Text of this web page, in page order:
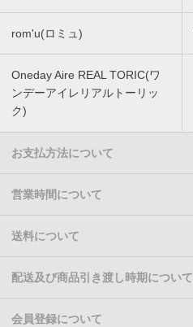
rom'u(ロミュ)
Oneday Aire REAL TORIC(ワ
ンデーアイレリアルトーリッ
ク)
お支払方法について
営業時間について
送料について
配送及び商品引き渡し時期について
会員登録について